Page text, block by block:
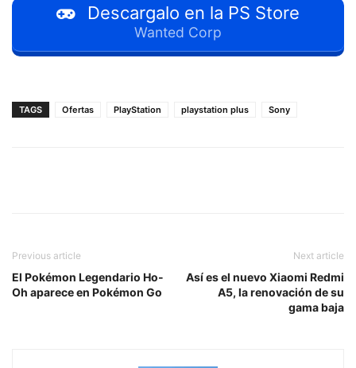
Descargalo en la PS Store
Wanted Corp
TAGS Ofertas PlayStation playstation plus Sony
Previous article
El Pokémon Legendario Ho-
Oh aparece en Pokémon Go
Next article
Así es el nuevo Xiaomi Redmi
A5, la renovación de su
gama baja